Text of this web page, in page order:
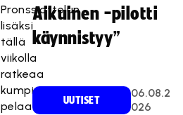
Pronssiottelun
lisäksi
tällä
viikolla
ratkeaa
kumpi
pelaa
Aikuinen -pilotti
käynnistyy”
UUTISET
06.08.2
026